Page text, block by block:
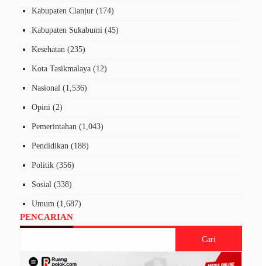
Kabupaten Cianjur (174)
Kabupaten Sukabumi (45)
Kesehatan (235)
Kota Tasikmalaya (12)
Nasional (1,536)
Opini (2)
Pemerintahan (1,043)
Pendidikan (188)
Politik (356)
Sosial (338)
Umum (1,687)
PENCARIAN